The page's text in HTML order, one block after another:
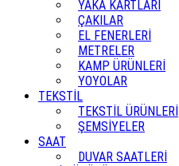
YAKA KARTLARI
ÇAKILAR
EL FENERLERİ
METRELER
KAMP ÜRÜNLERİ
YOYOLAR
TEKSTİL
TEKSTİL ÜRÜNLERİ
ŞEMSİYELER
SAAT
DUVAR SAATLERİ